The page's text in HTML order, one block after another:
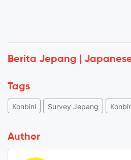
Berita Jepang |
Tags
Konbini Survey Jepang
Author